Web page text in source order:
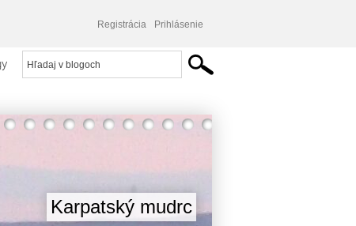
Registrácia Prihlásenie
Karpatský mudrc